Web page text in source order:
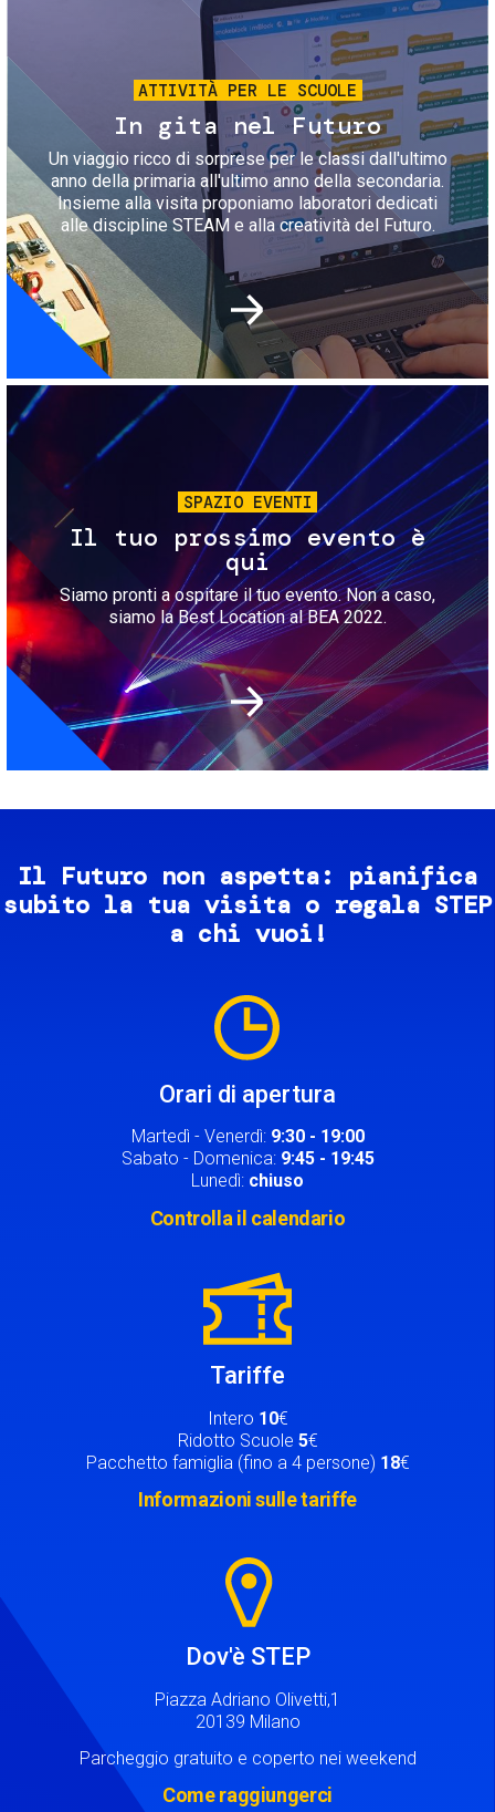
ATTIVITÀ PER LE SCUOLE
In gita nel Futuro
Un viaggio ricco di sorprese per le classi dall'ultimo
anno della primaria all'ultimo anno della secondaria.
Insieme alla visita proponiamo laboratori dedicati
alle discipline STEAM e alla creatività del Futuro.
Immagine
SPAZIO EVENTI
Il tuo prossimo evento è
qui
Siamo pronti a ospitare il tuo evento. Non a caso,
siamo la Best Location al BEA 2022.
Il Futuro non aspetta: pianifica
subito la tua visita o regala STEP
a chi vuoi!
Orari di apertura
Martedì - Venerdì: 9:30 - 19:00
Sabato - Domenica: 9:45 - 19:45
Lunedì: chiuso
Controlla il calendario
Tariffe
Intero 10€
Ridotto Scuole 5€
Pacchetto famiglia (fino a 4 persone) 18€
Informazioni sulle tariffe
Dov'è STEP
Piazza Adriano Olivetti,1
20139 Milano
Parcheggio gratuito e coperto nei weekend
Come raggiungerci